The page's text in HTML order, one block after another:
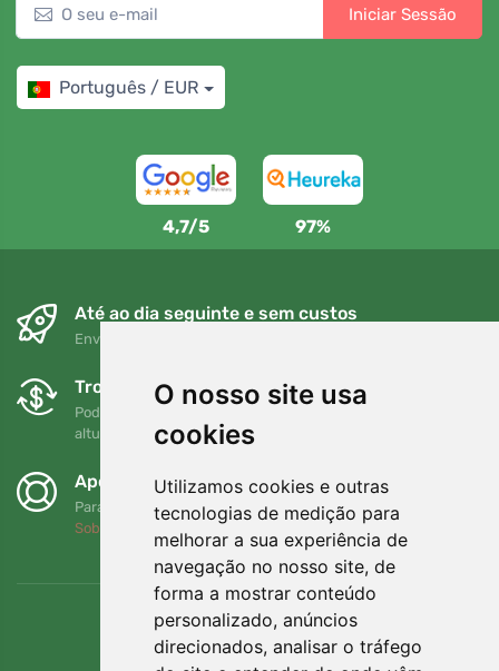
O nosso site usa
cookies
Utilizamos cookies e outras
tecnologias de medição para
melhorar a sua experiência de
navegação no nosso site, de
forma a mostrar conteúdo
personalizado, anúncios
direcionados, analisar o tráfego
Iniciar Sessão
Português / EUR
4,7/5 97%
Até ao dia seguinte e sem custos
Envio gratuito para encomendas superiores a 80 EUR
Trocas e devoluções gratuitas
Pode devolver ou trocar a sua encomenda em qualquer
altura no prazo de 90 dias
Apoiamos a Trees.org
Para cada encomenda plantamos uma árvore! Leia mais
Sobre nós